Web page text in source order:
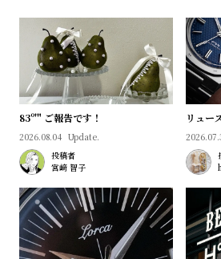
ド
時
計
保
プ
ラ
ス
刻
印
サ
ビ
ス
83º'" ご報告です！
2026.08.04 Update.
投稿者
宮﨑 智子
リュー